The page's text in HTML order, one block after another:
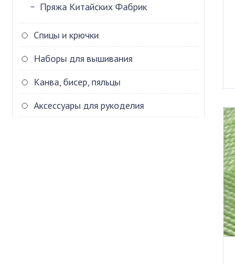
Пряжа Китайских Фабрик
Спицы и крючки
Наборы для вышивания
Канва, бисер, пяльцы
Аксессуары для рукоделия